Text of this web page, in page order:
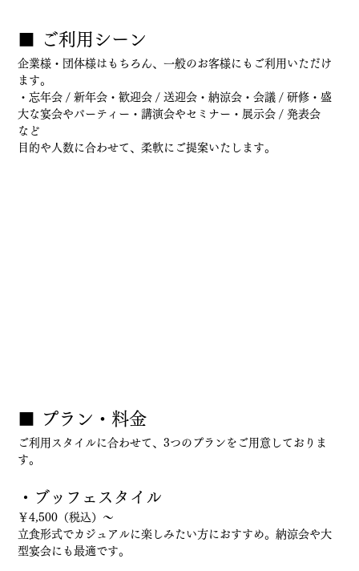
■ ご利用シーン
企業様・団体様はもちろん、一般のお客様にもご利用いただけ
ます。
・忘年会 / 新年会・歓迎会 / 送迎会・納涼会・会議 / 研修・盛
大な宴会やパーティー・講演会やセミナー・展示会 / 発表会
など
目的や人数に合わせて、柔軟にご提案いたします。
■ プラン・料金
ご利用スタイルに合わせて、3つのプランをご用意しておりま
す。
・ブッフェスタイル
￥4,500（税込）～
立食形式でカジュアルに楽しみたい方におすすめ。納涼会や大
型宴会にも最適です。